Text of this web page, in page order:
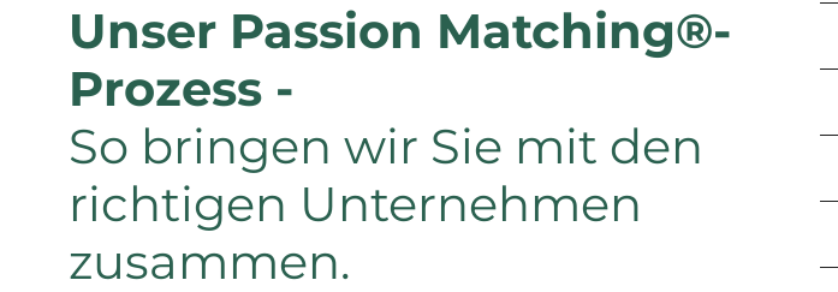
Unser Passion Matching®-
Prozess -
So bringen wir Sie mit den
richtigen Unternehmen
zusammen.